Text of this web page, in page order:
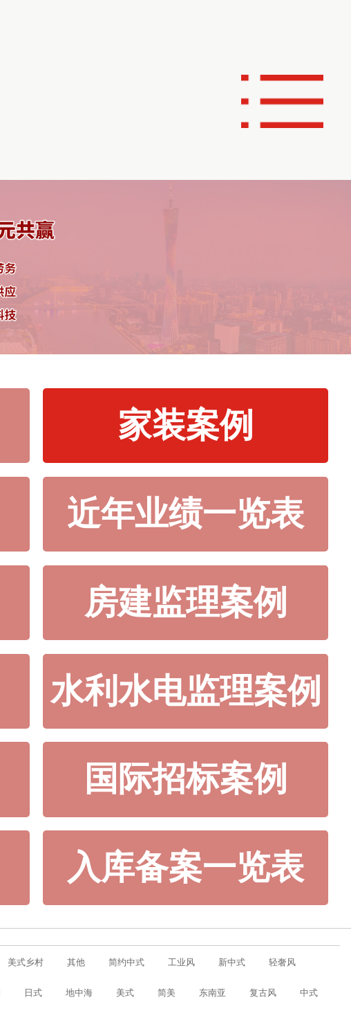
家装案例
近年业绩一览表
房建监理案例
水利水电监理案例
国际招标案例
入库备案一览表
美式乡村 其他 简约中式 工业风 新中式 轻奢风
日式 地中海 美式 简美 东南亚 复古风 中式